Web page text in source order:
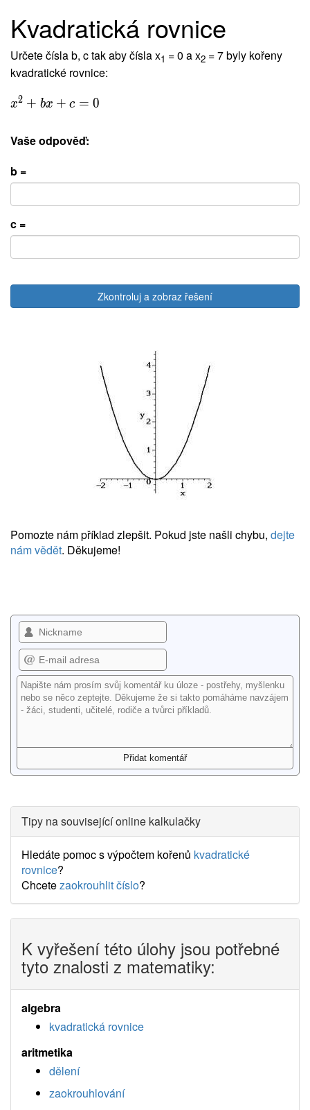
Kvadratická rovnice
Určete čísla b, c tak aby čísla x1 = 0 a x2 = 7 byly kořeny
kvadratické rovnice:
x2 + bx + c = 0
Vaše odpověď:
b =
c =
Zkontroluj a zobraz řešení
Pomozte nám příklad zlepšit. Pokud jste našli chybu, dejte
nám vědět. Děkujeme!
Tipy na související online kalkulačky
Hledáte pomoc s výpočtem kořenů kvadratické
rovnice?
Chcetezaokrouhlit číslo?
K vyřešení této úlohy jsou potřebné
tyto znalosti z matematiky:
algebra
kvadratická rovnice
aritmetika
dělení
zaokrouhlování